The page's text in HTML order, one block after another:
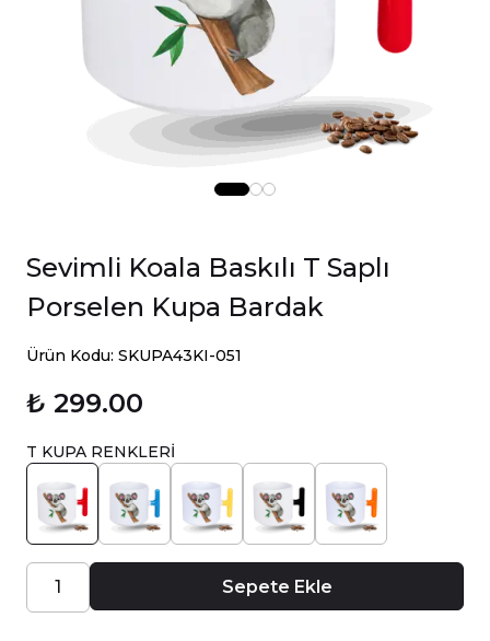
Sevimli Koala Baskılı T Saplı
Porselen Kupa Bardak
Ürün Kodu: SKUPA43KI-051
₺ 299.00
T KUPA RENKLERİ
Sepete Ekle